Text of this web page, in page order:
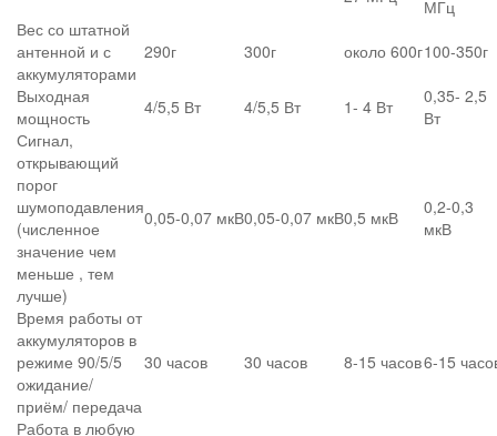
МГц
Вес со штатной
антенной и с
аккумуляторами
290г 300г около 600г100-350г
Выходная
мощность
4/5,5 Вт 4/5,5 Вт 1- 4 Вт
0,35- 2,5
Вт
Сигнал,
открывающий
порог
шумоподавления
(численное
значение чем
меньше , тем
лучше)
0,05-0,07 мкВ0,05-0,07 мкВ0,5 мкВ
0,2-0,3
мкВ
Время работы от
аккумуляторов в
режиме 90/5/5
ожидание/
приём/ передача
30 часов 30 часов 8-15 часов6-15
Работа в любую